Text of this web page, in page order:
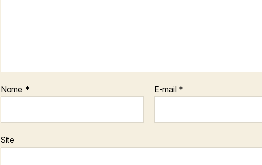
Nome * E-mail *
Site